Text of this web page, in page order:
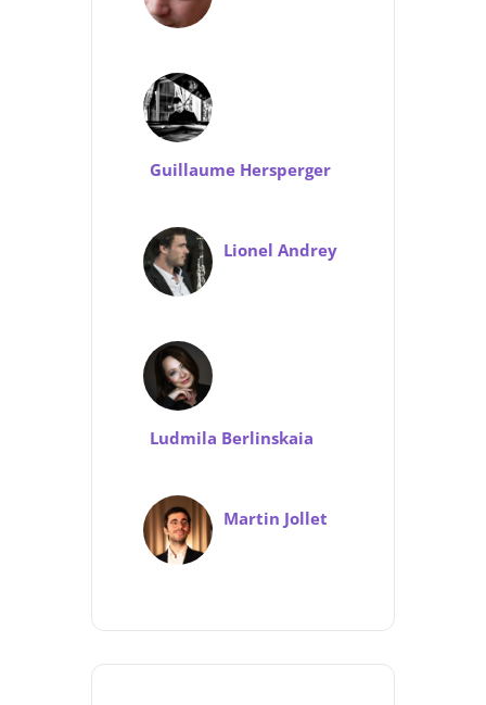
Guillaume Hersperger
Lionel Andrey
Ludmila Berlinskaia
Martin Jollet